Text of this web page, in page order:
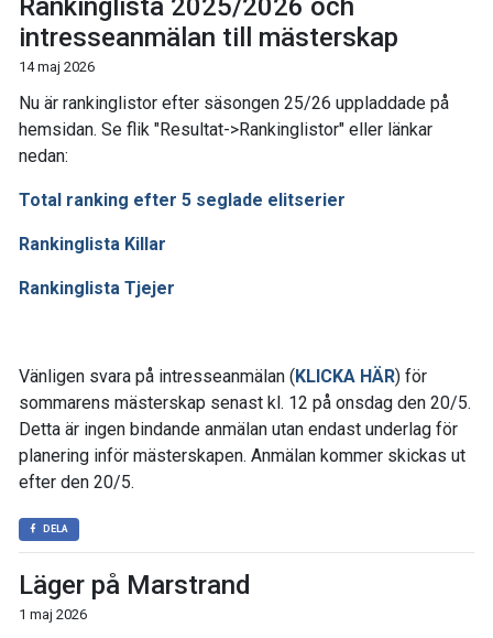
Rankinglista 2025/2026 och
intresseanmälan till mästerskap
14 maj 2026
Nu är rankinglistor efter säsongen 25/26 uppladdade på
hemsidan. Se flik "Resultat->Rankinglistor" eller länkar
nedan:
Total ranking efter 5 seglade elitserier
Rankinglista Killar
Rankinglista Tjejer
Vänligen svara på intresseanmälan (KLICKA HÄR) för
sommarens mästerskap senast kl. 12 på onsdag den 20/5.
Detta är ingen bindande anmälan utan endast underlag för
planering inför mästerskapen. Anmälan kommer skickas ut
efter den 20/5.
DELA
Läger på Marstrand
1 maj 2026